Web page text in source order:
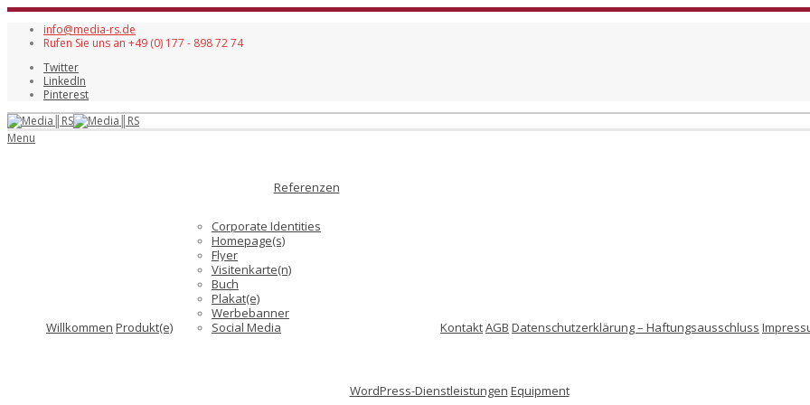
info@media-rs.de
Rufen Sie uns an +49 (0) 177 - 898 72 74
Twitter
LinkedIn
Pinterest
Menu
Willkommen Produkt(e)
Referenzen
Corporate Identities
Homepage(s)
Flyer
Visitenkarte(n)
Buch
Plakat(e)
Werbebanner
Social Media
KontaktAGB Datenschutzerklärung – Haftungsausschluss
WordPress-Dienstleistungen Equipment